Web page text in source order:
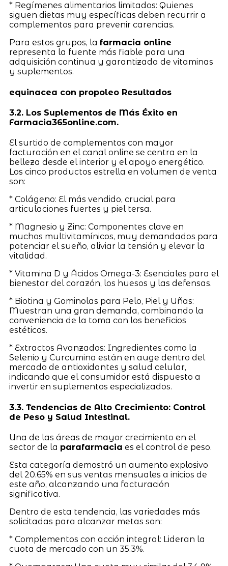
* Regímenes alimentarios limitados: Quienes
siguen dietas muy específicas deben recurrir a
complementos para prevenir carencias.
Para estos grupos, la farmacia online
representa la fuente más fiable para una
adquisición continua y garantizada de vitaminas
y suplementos.
equinacea con propoleo Resultados
3.2. Los Suplementos de Más Éxito en
Farmacia365online.com.
El surtido de complementos con mayor
facturación en el canal online se centra en la
belleza desde el interior y el apoyo energético.
Los cinco productos estrella en volumen de venta
son:
* Colágeno: El más vendido, crucial para
articulaciones fuertes y piel tersa.
* Magnesio y Zinc: Componentes clave en
muchos multivitamínicos, muy demandados para
potenciar el sueño, aliviar la tensión y elevar la
vitalidad.
* Vitamina D y Ácidos Omega-3: Esenciales para el
bienestar del corazón, los huesos y las defensas.
* Biotina y Gominolas para Pelo, Piel y Uñas:
Muestran una gran demanda, combinando la
conveniencia de la toma con los beneficios
estéticos.
* Extractos Avanzados: Ingredientes como la
Selenio y Curcumina están en auge dentro del
mercado de antioxidantes y salud celular,
indicando que el consumidor está dispuesto a
invertir en suplementos especializados.
3.3. Tendencias de Alto Crecimiento: Control
de Peso y Salud Intestinal.
Una de las áreas de mayor crecimiento en el
sector de la parafarmacia es el control de peso.
Esta categoría demostró un aumento explosivo
del 20.65% en sus ventas mensuales a inicios de
este año, alcanzando una facturación
significativa.
Dentro de esta tendencia, las variedades más
solicitadas para alcanzar metas son:
* Complementos con acción integral: Lideran la
cuota de mercado con un 35.3%.